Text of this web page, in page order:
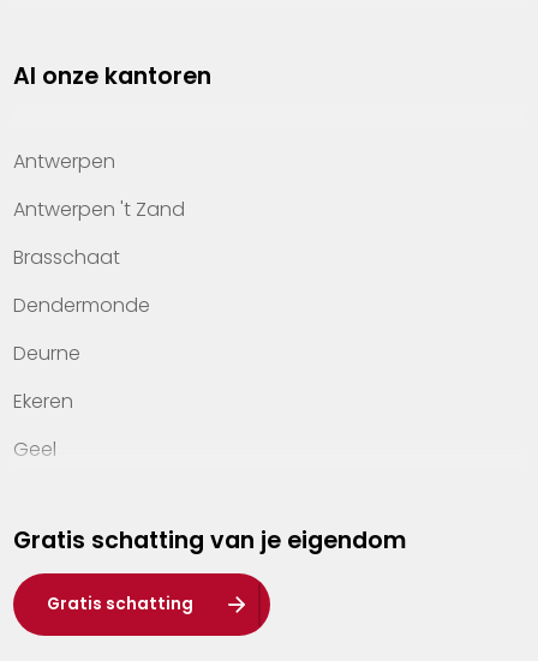
Property management
Kennis van wonen
Kantoren
Veelgestelde vragen
Werken bij Heylen Vastgoed
Contact
Al onze kantoren
Antwerpen
Antwerpen 't Zand
Brasschaat
Dendermonde
Deurne
Ekeren
Geel
Hasselt
Heist-op-den-Berg
Herentals
Gratis schatting van je eigendom
Gratis schatting